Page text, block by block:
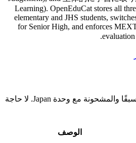
Learning). OpenEduCat stores all
elementary and JHS students,
for Senior High, and enforces
نطاقات الدرجات المعدّة مسبقًا والمشحونة مع وحدة Japan. لا حاجة
الوصف